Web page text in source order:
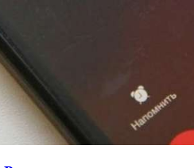
в Волгограде пройдёт
Года единства народов